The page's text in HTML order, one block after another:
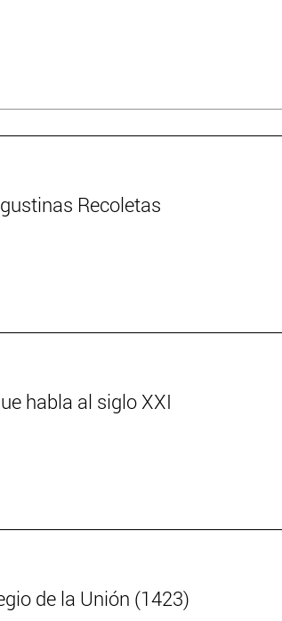
Recoletas
habla al siglo XXI
de la Unión (1423)